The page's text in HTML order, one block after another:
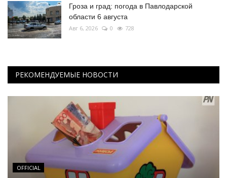
Гроза и град: погода в Павлодарской
области 6 августа
Авг 6, 2026 0 728
РЕКОМЕНДУЕМЫЕ НОВОСТИ
OFFICIAL